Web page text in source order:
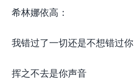
希林娜依高：
我错过了一切还是不想错过你
挥之不去是你声音